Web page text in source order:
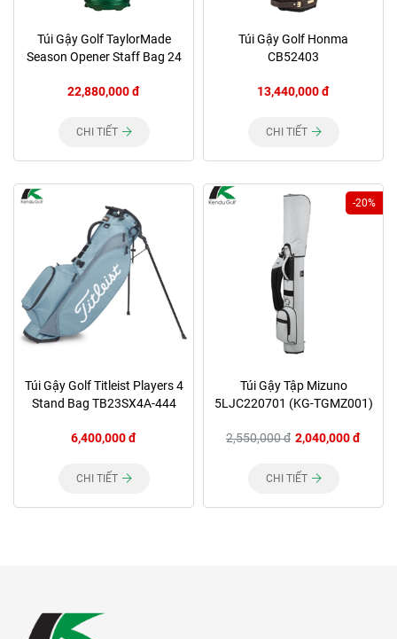
Túi Gậy Golf TaylorMade
Season Opener Staff Bag 24
22,880,000 đ
CHI TIẾT
Túi Gậy Golf Honma
CB52403
13,440,000 đ
CHI TIẾT
Túi Gậy Golf Titleist Players 4
Stand Bag TB23SX4A-444
6,400,000 đ
CHI TIẾT
-20%
Túi Gậy Tập Mizuno
5LJC220701 (KG-TGMZ001)
2,550,000 đ 2,040,000 đ
CHI TIẾT